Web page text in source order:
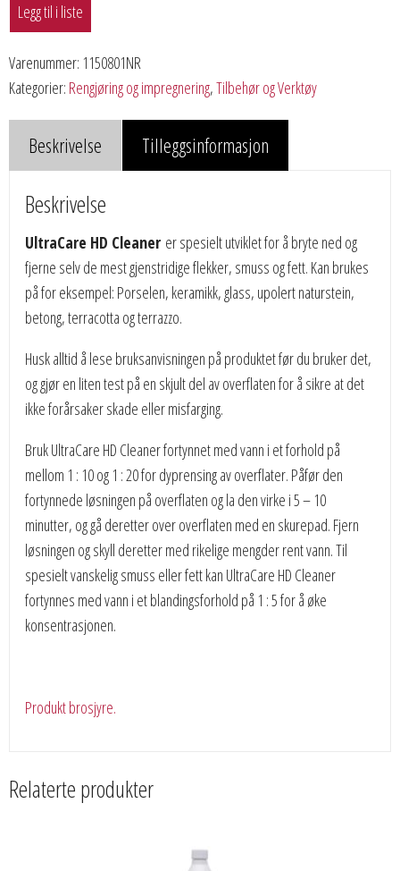
Legg til i liste
Varenummer: 1150801NR
Kategorier: Rengjøring og impregnering,Tilbehør og Verktøy
Beskrivelse Tilleggsinformasjon
Beskrivelse
UltraCare HD Cleaner er spesielt utviklet for å bryte ned og
fjerne selv de mest gjenstridige flekker, smuss og fett. Kan brukes
på for eksempel: Porselen, keramikk, glass, upolert naturstein,
betong, terracotta og terrazzo.
Husk alltid å lese bruksanvisningen på produktet før du bruker det,
og gjør en liten test på en skjult del av overflaten for å sikre at det
ikke forårsaker skade eller misfarging.
Bruk UltraCare HD Cleaner fortynnet med vann i et forhold på
mellom 1 : 10 og 1 : 20 for dyprensing av overflater. Påfør den
fortynnede løsningen på overflaten og la den virke i 5 – 10
minutter, og gå deretter over overflaten med en skurepad. Fjern
løsningen og skyll deretter med rikelige mengder rent vann. Til
spesielt vanskelig smuss eller fett kan UltraCare HD Cleaner
fortynnes med vann i et blandingsforhold på 1 : 5 for å øke
konsentrasjonen.
Produkt brosjyre.
Relaterte produkter